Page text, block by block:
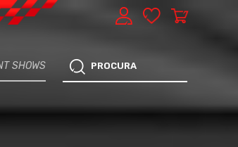
- EXPRESS CAR SERVICE, MANUTENÇÃO DO TEU CARRO
SHOWS